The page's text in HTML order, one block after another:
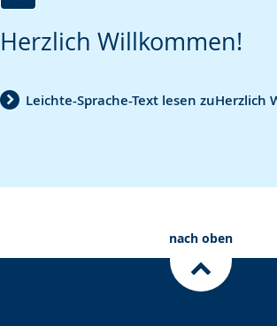
Herzlich Willkommen!
Leichte-Sprache-Text lesen zuHerzlich
Leichten
wechseln.
Audio-
Video
Deutscher
nach oben